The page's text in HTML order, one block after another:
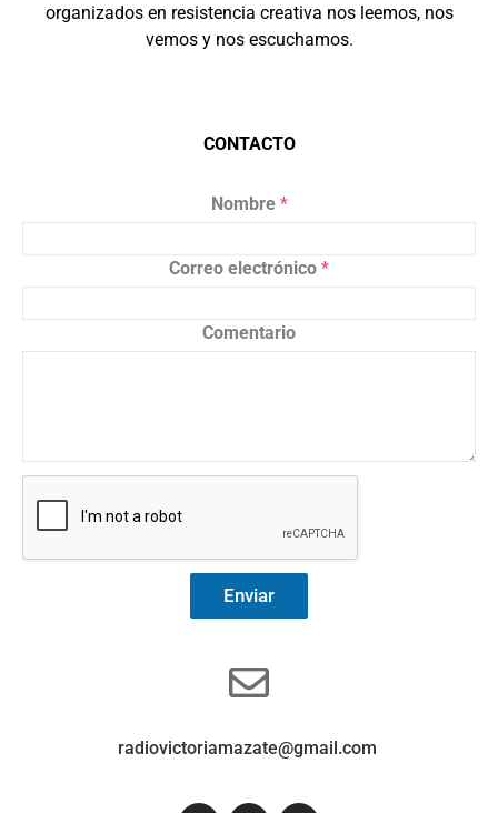
organizados en resistencia creativa nos leemos, nos
vemos y nos escuchamos.
CONTACTO
Nombre *
Correo electrónico *
Comentario
Enviar
radiovictoriamazate@gmail.com